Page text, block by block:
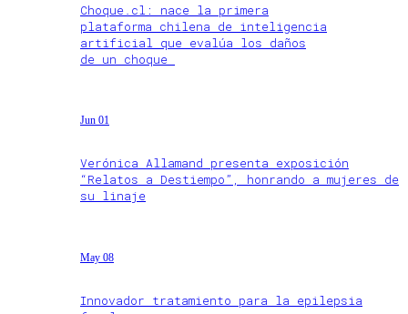
Choque.cl: nace la primera
plataforma chilena de inteligencia
artificial que evalúa los daños
de un choque
Jun 01
Verónica Allamand presenta exposición
“Relatos a Destiempo”, honrando a mujeres de
su linaje
May 08
Innovador tratamiento para la epilepsia